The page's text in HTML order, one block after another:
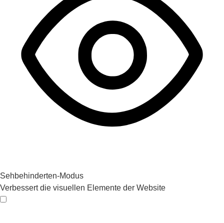
Sehbehinderten-Modus
Verbessert die visuellen Elemente der Website